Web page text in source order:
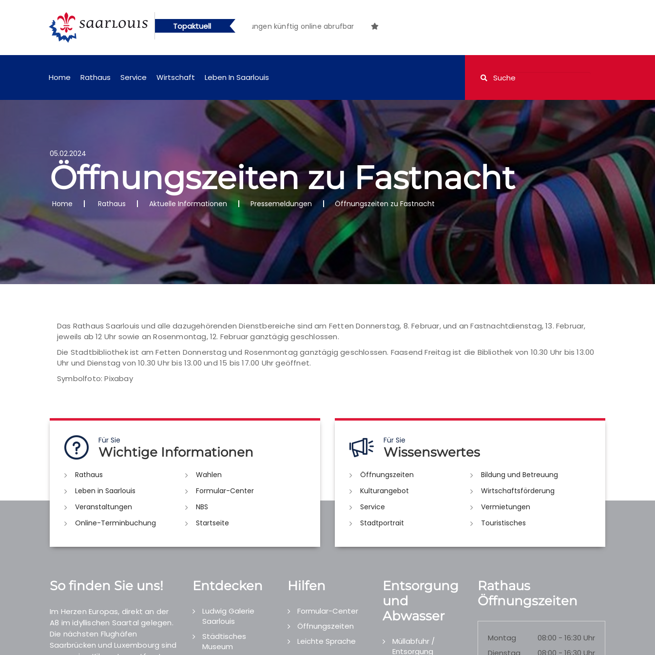
Topaktuell
künftig online abrufbar Öffentliche Bekanntmachungen künftig online abrufbar
Home Rathaus Service Wirtschaft Leben In Saarlouis
05.02.2024
Öffnungszeiten zu Fastnacht
Home Rathaus Aktuelle Informationen Pressemeldungen Öffnungszeiten zu Fastnacht
Das Rathaus Saarlouis und alle dazugehörenden Dienstbereiche sind am Fetten Donnerstag, 8. Februar, und an Fastnachtdienstag, 13. Februar,
jeweils ab 12 Uhr sowie an Rosenmontag, 12. Februar ganztägig geschlossen.
Die Stadtbibliothek ist am Fetten Donnerstag und Rosenmontag ganztägig geschlossen. Faasend Freitag ist die Bibliothek von 10.30 Uhr bis 13.00
Uhr und Dienstag von 10.30 Uhr bis 13.00 und 15 bis 17.00 Uhr geöffnet.
Symbolfoto: Pixabay
Für Sie
Wichtige Informationen
Rathaus
Wahlen
Leben in Saarlouis
Formular-Center
Veranstaltungen
NBS
Online-Terminbuchung
Startseite
Für Sie
Wissenswertes
Öffnungszeiten
Bildung und Betreuung
Kulturangebot
Wirtschaftsförderung
Service
Vermietungen
Stadtportrait
Touristisches
So finden Sie uns!
Im Herzen Europas, direkt an der
A8 im idyllischen Saartal gelegen.
Die nächsten Flughäfen
Saarbrücken und Luxembourg sind
Entdecken
Ludwig Galerie
Saarlouis
Städtisches
Museum
Hilfen
Formular-Center
Öffnungszeiten
Leichte Sprache
Entsorgung
und
Abwasser
Müllabfuhr /
Entsorgung
Rathaus
Öffnungszeiten
Montag
08:00 - 16:30 Uhr
Dienstag
08:00 - 16:30 Uhr